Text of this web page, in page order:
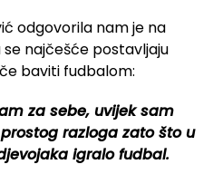
odgovorila nam je na
najčešće postavljaju
baviti fudbalom:
za sebe, uvijek sam
razloga zato što u
igralo fudbal.